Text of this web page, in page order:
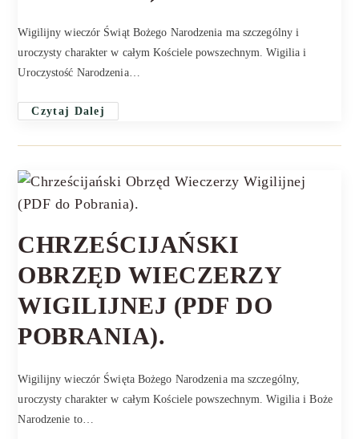
Wigilijny wieczór Świąt Bożego Narodzenia ma szczególny i
uroczysty charakter w całym Kościele powszechnym. Wigilia i
Uroczystość Narodzenia…
Czytaj Dalej
CHRZEŚCIJAŃSKI
OBRZĘD WIECZERZY
WIGILIJNEJ (PDF DO
POBRANIA).
Wigilijny wieczór Święta Bożego Narodzenia ma szczególny,
uroczysty charakter w całym Kościele powszechnym. Wigilia i Boże
Narodzenie to…